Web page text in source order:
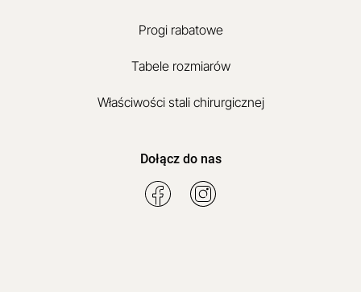
Progi rabatowe
Tabele rozmiarów
Właściwości stali chirurgicznej
Dołącz do nas